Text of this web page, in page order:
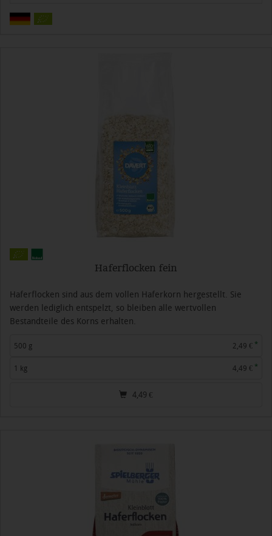
Haferflocken fein
Haferflocken sind aus dem vollen Haferkorn hergestellt. Sie
werden lediglich entspelzt, so bleiben alle wertvollen
Bestandteile des Korns erhalten.
500 g 2,49 € *
1 kg 4,49 € *
4,49 €